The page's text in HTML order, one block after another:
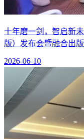
十年磨一剑，智启新
版）发布会暨融合出
2026-06-10